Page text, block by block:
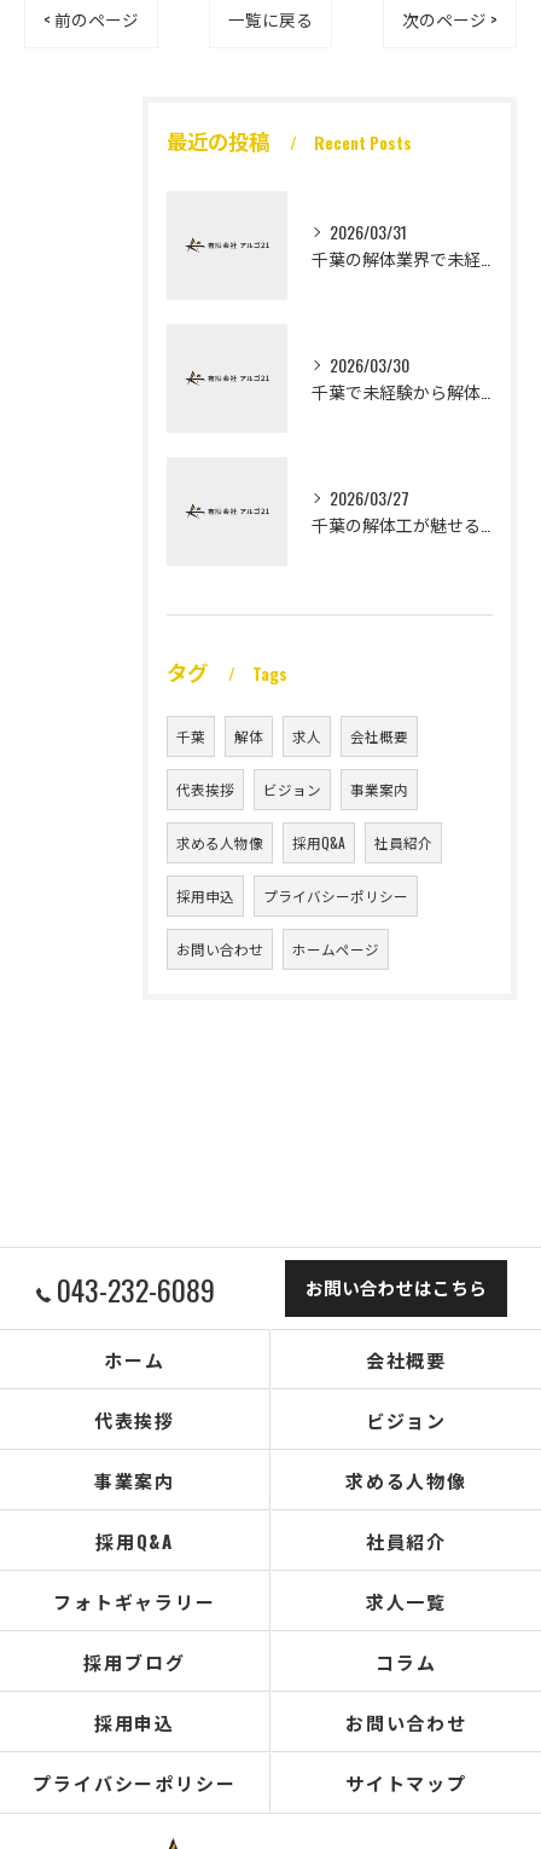
< 前のページ 一覧に戻る 次のページ >
最近の投稿 Recent Posts
2026/03/31
2026/03/30
2026/03/27
タグ Tags
千葉 解体 求人 会社概要
代表挨拶 ビジョン 事業案内
求める人物像 採用Q&A 社員紹介
採用申込 プライバシーポリシー
お問い合わせ ホームページ
043-232-6089 お問い合わせはこちら
ホーム 会社概要
代表挨拶 ビジョン
事業案内 求める人物像
採用Q&A 社員紹介
フォトギャラリー 求人一覧
採用ブログ コラム
採用申込 お問い合わせ
プライバシーポリシー サイトマップ